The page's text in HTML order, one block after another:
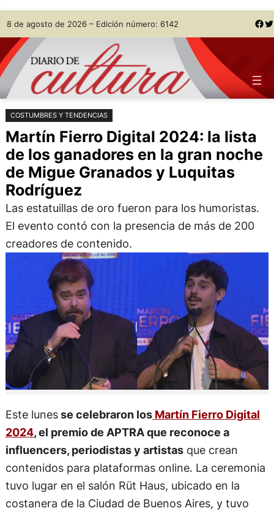
Saltar
al
contenido
Skip
to
content
8 de agosto de 2026 – Edición número: 6142 Facebook Twitter
COSTUMBRES Y TENDENCIAS
Martín Fierro Digital 2024: la lista
de los ganadores en la gran noche
de Migue Granados y Luquitas
Rodríguez
Las estatuillas de oro fueron para los humoristas.
El evento contó con la presencia de más de 200
creadores de contenido.
Este lunesse celebraron losMartín Fierro Digital
2024, el premio de APTRA que reconoce a
influencers, periodistas y artistasque crean
contenidos para plataformas online. La ceremonia
tuvo lugar en el salón Rüt Haus, ubicado en la
costanera de la Ciudad de Buenos Aires, y tuvo